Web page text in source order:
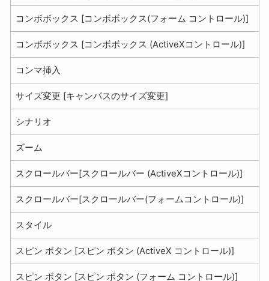
コンボボックス [コンボボックス(フォーム コントロール)]
コンボボックス [コンボボックス (ActiveXコントロール)]
コンマ挿入
サイズ変更 [キャンパスのサイズ変更]
シナリオ
ズーム
スクロールバー[スクロールバー (ActiveXコントロール)]
スクロールバー[スクロールバー(フォームコントロール)]
スタイル
スピン ボタン [スピン ボタン (ActiveX コントロール)]
スピン ボタン [スピン ボタン (フォーム コントロール)]